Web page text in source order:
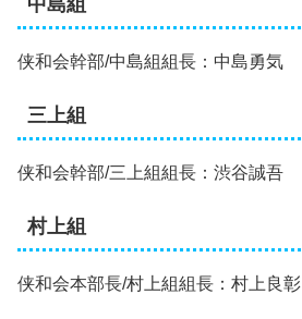
中島組
侠和会幹部/中島組組長：中島勇気
三上組
侠和会幹部/三上組組長：渋谷誠吾
村上組
侠和会本部長/村上組組長：村上良彰